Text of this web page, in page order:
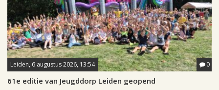
Leiden, 6 augustus 2026, 13:54 0
61e editie van Jeugddorp Leiden geopend